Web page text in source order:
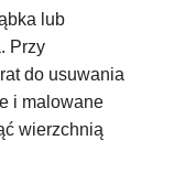
lub
Przy
do usuwania
i malowane
wierzchnią